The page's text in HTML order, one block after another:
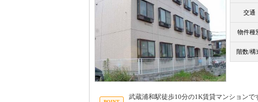
交通
物件種
階数/構
武蔵浦和駅徒歩10分の1K賃貸マンション